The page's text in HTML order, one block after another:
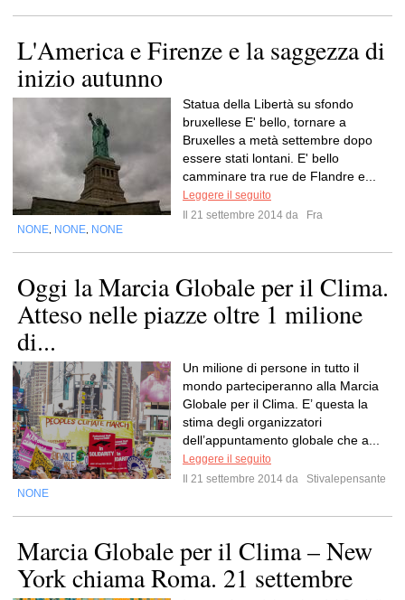
L'America e Firenze e la saggezza di
inizio autunno
Statua della Libertà su sfondo
bruxellese E' bello, tornare a
Bruxelles a metà settembre dopo
essere stati lontani. E' bello
camminare tra rue de Flandre e...
Leggere il seguito
Il 21 settembre 2014 da
Fra
NONE NONE NONE
Oggi la Marcia Globale per il Clima.
Atteso nelle piazze oltre 1 milione
di...
Un milione di persone in tutto il
mondo parteciperanno alla Marcia
Globale per il Clima. E’ questa la
stima degli organizzatori
dell’appuntamento globale che a...
Leggere il seguito
Il 21 settembre 2014 da
Stivalepensante
NONE
Marcia Globale per il Clima – New
York chiama Roma. 21 settembre